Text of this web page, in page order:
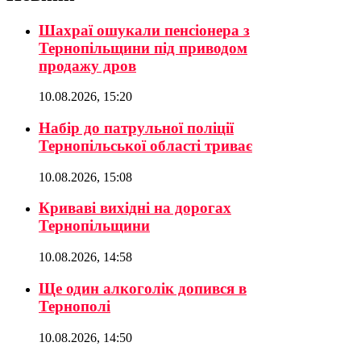
Шахраї ошукали пенсіонера з
Тернопільщини під приводом
продажу дров
10.08.2026, 15:20
Набір до патрульної поліції
Тернопільської області триває
10.08.2026, 15:08
Криваві вихідні на дорогах
Тернопільщини
10.08.2026, 14:58
Ще один алкоголік допився в
Тернополі
10.08.2026, 14:50